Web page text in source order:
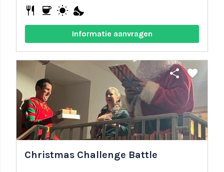
restaurant coffee wb_sunny nights_stay
Informatie aanvragen
share favorite
Christmas Challenge Battle